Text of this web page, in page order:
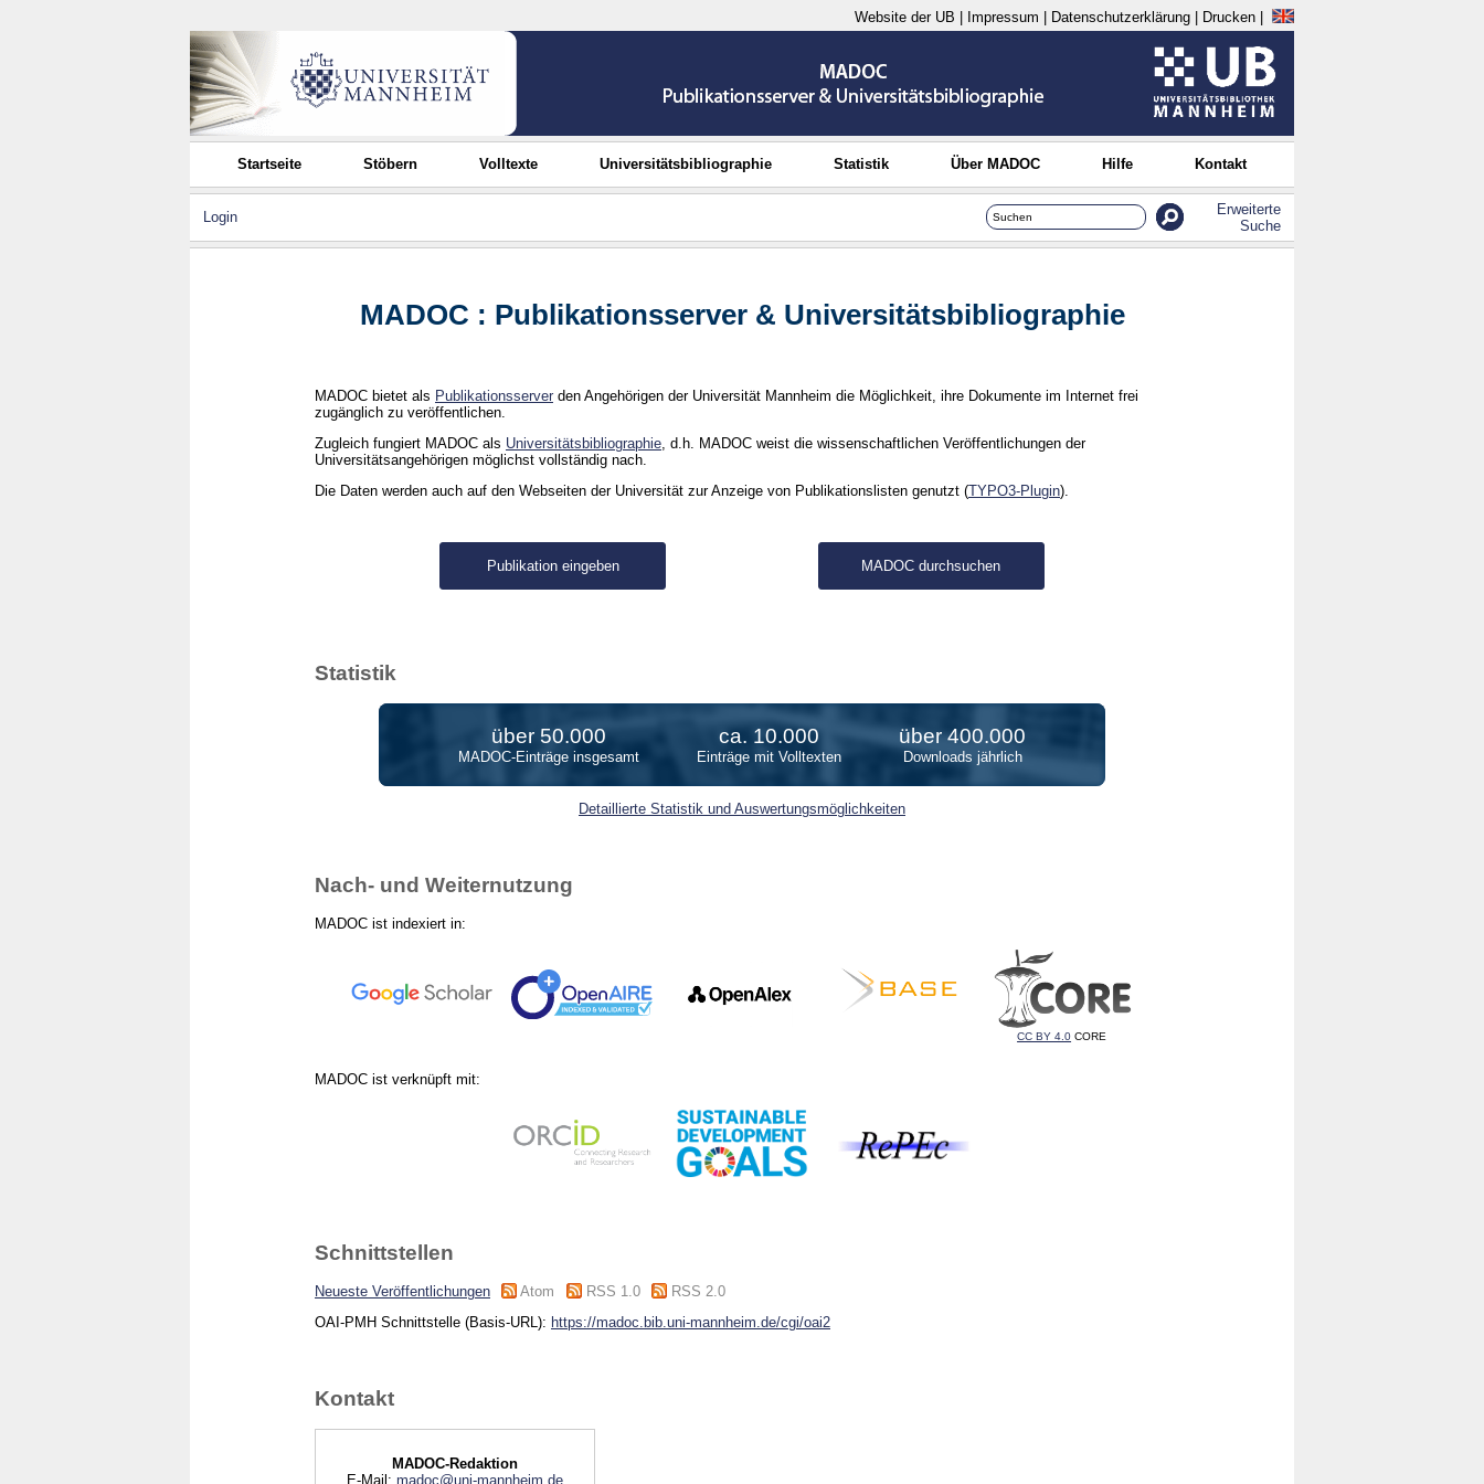
Website der UB Impressum Datenschutzerklärung Drucken
Startseite Stöbern Volltexte Universitätsbibliographie Statistik Über MADOC Hilfe Kontakt
Login
Erweiterte
Suche
MADOC : Publikationsserver & Universitätsbibliographie
MADOC bietet als Publikationsserver den Angehörigen der Universität Mannheim die Möglichkeit, ihre Dokumente im Internet frei
zugänglich zu veröffentlichen.
Zugleich fungiert MADOC als Universitätsbibliographie , d.h. MADOC weist die wissenschaftlichen Veröffentlichungen der
Universitätsangehörigen möglichst vollständig nach.
Die Daten werden auch auf den Webseiten der Universität zur Anzeige von Publikationslisten genutzt (TYPO3-Plugin).
Statistik
über 50.000
MADOC-Einträge insgesamt
ca. 10.000
Einträge mit Volltexten
über 400.000
Downloads jährlich
Detaillierte Statistik und Auswertungsmöglichkeiten
Nach- und Weiternutzung
MADOC ist indexiert in:
CC BY 4.0 CORE
MADOC ist verknüpft mit:
Schnittstellen
Neueste Veröffentlichungen Atom RSS 1.0
RSS 2.0
OAI-PMH Schnittstelle (Basis-URL): https://madoc.bib.uni-mannheim.de/cgi/oai2
Kontakt
MADOC-Redaktion
E-Mail:madoc@uni-mannheim.de